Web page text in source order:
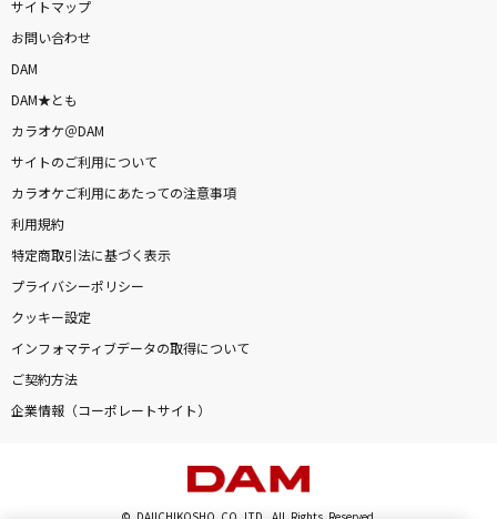
サイトマップ
お問い合わせ
DAM
DAM★とも
カラオケ＠DAM
サイトのご利用について
カラオケご利用にあたっての注意事項
利用規約
特定商取引法に基づく表示
プライバシーポリシー
クッキー設定
インフォマティブデータの取得について
ご契約方法
企業情報（コーポレートサイト）
© DAIICHIKOSHO CO.,LTD. All Rights Reserved.